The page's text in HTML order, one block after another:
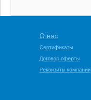
О нас
Сертификаты
Договор оферты
Реквизиты компании